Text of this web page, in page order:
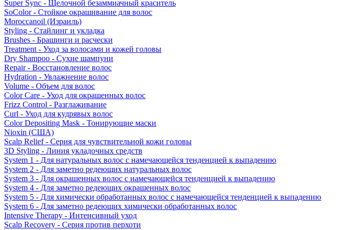
Super Sync - Щелочной безаммиачный краситель
SoColor - Стойкое окрашивание для волос
Moroccanoil (Израиль)
Styling - Стайлинг и укладка
Brushes - Брашинги и расчески
Treatment - Уход за волосами и кожей головы
Dry Shampoo - Сухие шампуни
Repair - Восстановление волос
Hydration - Увлажнение волос
Volume - Объем для волос
Color Care - Уход для окрашенных волос
Frizz Control - Разглаживание
Curl - Уход для кудрявых волос
Color Depositing Mask - Тонирующие маски
Nioxin (США)
Scalp Relief - Серия для чувствительной кожи головы
3D Styling - Линия укладочных средств
System 1 - Для натуральных волос с намечающейся тенденцией к выпадению
System 2 - Для заметно редеющих натуральных волос
System 3 - Для окрашенных волос с намечающейся тенденцией к выпадению
System 4 - Для заметно редеющих окрашенных волос
System 5 - Для химически обработанных волос с намечающейся тенденцией к выпадению
System 6 - Для заметно редеющих химически обработанных волос
Intensive Therapy - Интенсивный уход
Scalp Recovery - Серия против перхоти